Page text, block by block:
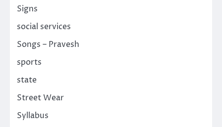
Signs
social services
Songs – Pravesh
sports
state
Street Wear
Syllabus